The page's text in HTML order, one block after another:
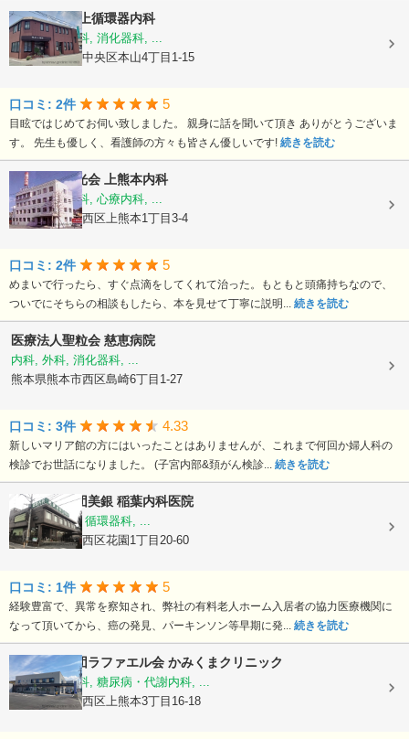
医療法人村上循環器内科
内科, 呼吸器科, 消化器科, ...
熊本県熊本市中央区本山4丁目1-15
口コミ: 2件 5
目眩ではじめてお伺い致しました。 親身に話を聞いて頂き ありがとうございま
す。 先生も優しく、看護師の方々も皆さん優しいです! 続きを読む
医療法人陽光会 上熊本内科
内科, 神経内科, 心療内科, ...
熊本県熊本市西区上熊本1丁目3-4
口コミ: 2件 5
めまいで行ったら、すぐ点滴をしてくれて治った。もともと頭痛持ちなので、
ついでにそちらの相談もしたら、本を見せて丁寧に説明... 続きを読む
医療法人聖粒会 慈恵病院
内科, 外科, 消化器科, ...
熊本県熊本市西区島崎6丁目1-27
口コミ: 3件 4.33
新しいマリア館の方にはいったことはありませんが、これまで何回か婦人科の
検診でお世話になりました。 (子宮内部&頚がん検診... 続きを読む
医療法人社団美銀 稲葉内科医院
内科, 胃腸科, 循環器科, ...
熊本県熊本市西区花園1丁目20-60
口コミ: 1件 5
経験豊富で、異常を察知され、弊社の有料老人ホーム入居者の協力医療機関に
なって頂いてから、癌の発見、パーキンソン等早期に発... 続きを読む
医療法人社団ラファエル会 かみくまクリニック
整形外科, 内科, 糖尿病・代謝内科, ...
熊本県熊本市西区上熊本3丁目16-18